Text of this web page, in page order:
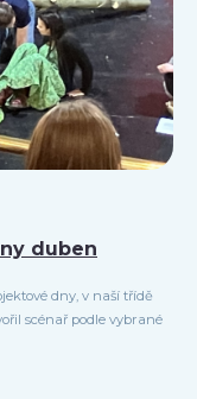
duben
dny, v naší třídě
scénař podle vybrané